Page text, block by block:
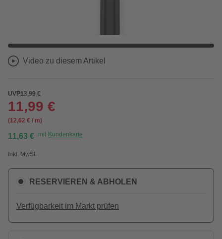
Video zu diesem Artikel
UVP13,99 €
11,99 €
(12,62 € / m)
11,63 € mit Kundenkarte
Inkl. MwSt.
RESERVIEREN & ABHOLEN
Verfügbarkeit im Markt prüfen